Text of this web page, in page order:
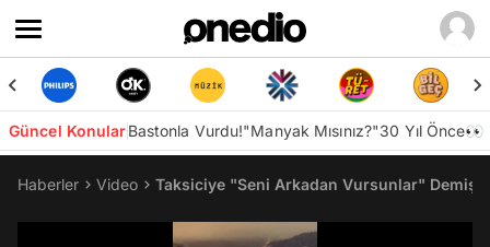
Güncel KonularBastonla Vurdu!"Manyak Mısınız?"30 Yıl Önce👀
Haberler Video Taksiciye "Seni Arkadan Vursunlar"